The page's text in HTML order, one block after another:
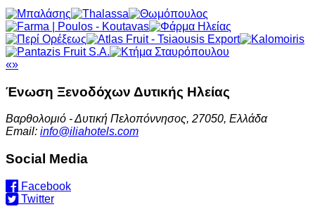
«»
Ένωση Ξενοδόχων Δυτικής Ηλείας
Βαρθολομιό - Δυτική Πελοπόννησος, 27050, Ελλάδα
Email: info@iliahotels.com
Social Media
Facebook
Twitter